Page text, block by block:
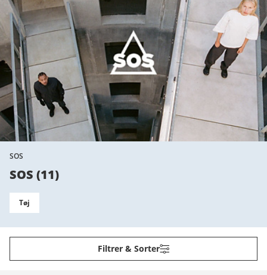
SOS
SOS (11)
Tøj
Filtrer & Sorter